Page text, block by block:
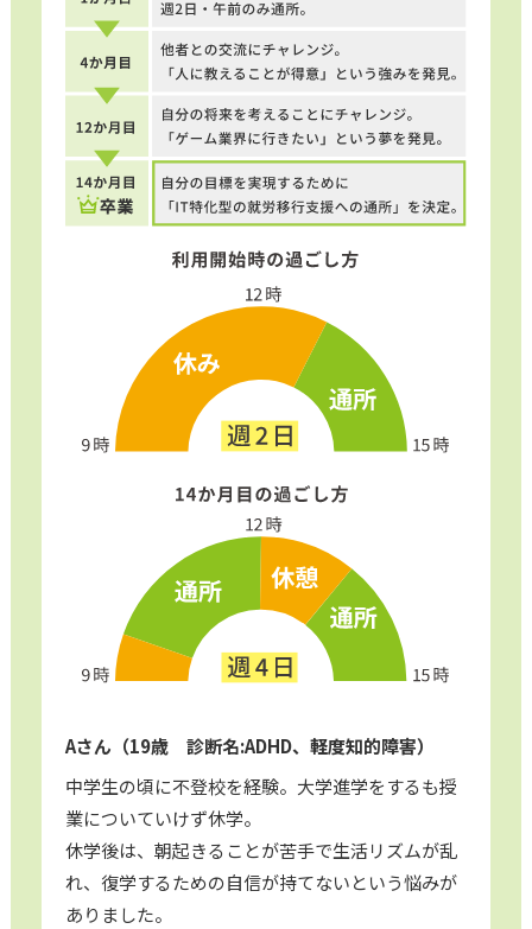
Aさん（19歳 診断名:ADHD、軽度知的障害）
中学生の頃に不登校を経験。大学進学をするも授
業についていけず休学。
休学後は、朝起きることが苦手で生活リズムが乱
れ、復学するための自信が持てないという悩みが
ありました。